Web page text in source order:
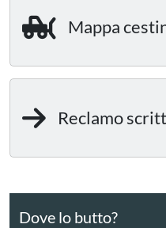
Mappa
Reclamo
Dove lo butto?